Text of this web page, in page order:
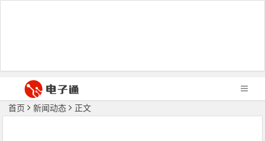
首页 新闻动态 正文